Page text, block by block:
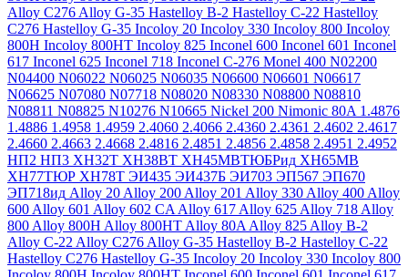
Alloy C276 Alloy G-35 Hastelloy B-2 Hastelloy C-22 Hastelloy
C276 Hastelloy G-35 Incoloy 20 Incoloy 330 Incoloy 800 Incoloy
800H Incoloy 800HT Incoloy 825 Inconel 600 Inconel 601 Inconel
617 Inconel 625 Inconel 718 Inconel C-276 Monel 400 N02200
N04400 N06022 N06025 N06035 N06600 N06601 N06617
N06625 N07080 N07718 N08020 N08330 N08800 N08810
N08811 N08825 N10276 N10665 Nickel 200 Nimonic 80A 1.4876
1.4886 1.4958 1.4959 2.4060 2.4066 2.4360 2.4361 2.4602 2.4617
2.4660 2.4663 2.4668 2.4816 2.4851 2.4856 2.4858 2.4951 2.4952
НП2 НП3 ХН32Т ХН38ВТ ХН45МВТЮБРид ХН65МВ
ХН77ТЮР ХН78Т ЭИ435 ЭИ437Б ЭИ703 ЭП567 ЭП670
ЭП718ид Alloy 20 Alloy 200 Alloy 201 Alloy 330 Alloy 400 Alloy
600 Alloy 601 Alloy 602 CA Alloy 617 Alloy 625 Alloy 718 Alloy
800 Alloy 800H Alloy 800HT Alloy 80A Alloy 825 Alloy B-2
Alloy C-22 Alloy C276 Alloy G-35 Hastelloy B-2 Hastelloy C-22
Hastelloy C276 Hastelloy G-35 Incoloy 20 Incoloy 330 Incoloy 800